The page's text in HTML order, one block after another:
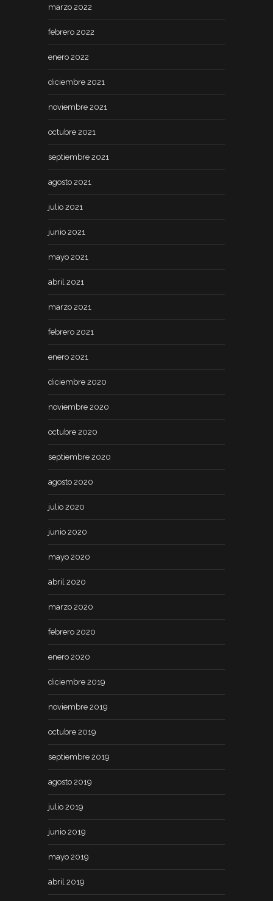
marzo 2022
febrero 2022
enero 2022
diciembre 2021
noviembre 2021
octubre 2021
septiembre 2021
agosto 2021
julio 2021
junio 2021
mayo 2021
abril 2021
marzo 2021
febrero 2021
enero 2021
diciembre 2020
noviembre 2020
octubre 2020
septiembre 2020
agosto 2020
julio 2020
junio 2020
mayo 2020
abril 2020
marzo 2020
febrero 2020
enero 2020
diciembre 2019
noviembre 2019
octubre 2019
septiembre 2019
agosto 2019
julio 2019
junio 2019
mayo 2019
abril 2019